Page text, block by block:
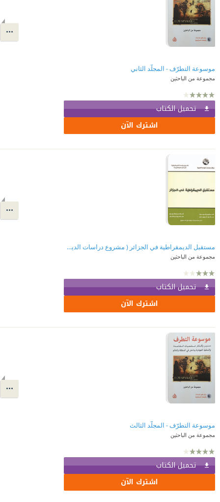
موسوعة التطرّف - المجلّد الثاني
مجموعة من الباحثين
تحميل الكتاب
اشترك الآن
مستقبل الديمقراطية في الجزائر ( مشروع دراسات الديمقراطية في البلدان العربية )
مجموعة من الباحثين
تحميل الكتاب
اشترك الآن
موسوعة التطرّف - المجلّد الثالث
مجموعة من الباحثين
تحميل الكتاب
اشترك الآن